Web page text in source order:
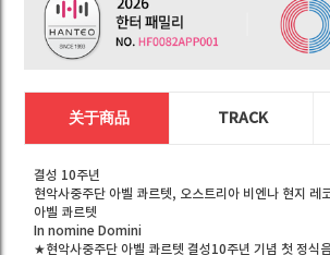
关于商品 TRACK
결성 10주년
현악사중주단 아벨 콰르텟, 오스트리아 비엔나 현지 레
아벨 콰르텟
In nomine Domini
★현악사중주단 아벨 콰르텟 결성10주년 기념 첫 정식